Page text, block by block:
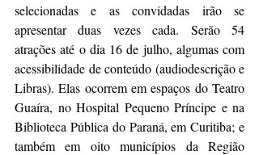
selecionadas e as convidadas irão se
apresentar duas vezes cada. Serão 54
atrações até o dia 16 de julho, algumas com
acessibilidade de conteúdo (audiodescrição e
Libras). Elas ocorrem em espaços do Teatro
Guaíra, no Hospital Pequeno Príncipe e na
Biblioteca Pública do Paraná, em Curitiba; e
também em oito municípios da Região